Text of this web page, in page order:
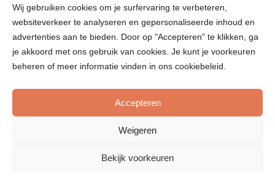
Wij gebruiken cookies om je surfervaring te verbeteren,
websiteverkeer te analyseren en gepersonaliseerde inhoud en
advertenties aan te bieden. Door op "Accepteren" te klikken, ga
je akkoord met ons gebruik van cookies. Je kunt je voorkeuren
beheren of meer informatie vinden in ons cookiebeleid.
Accepteren
Weigeren
Bekijk voorkeuren
LinkedIn
Algemene Voorwaarden d.d. 20 oktober 2023
Privacy Statement